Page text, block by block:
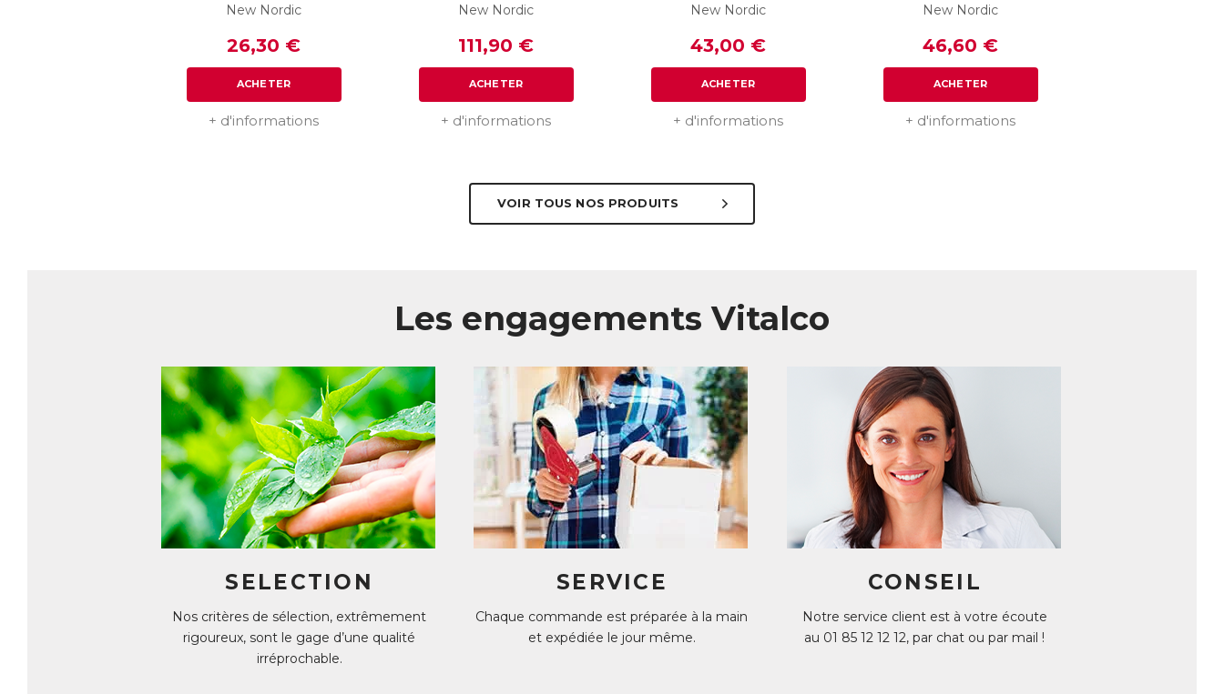
New Nordic
26,30 €
ACHETER
+ d'informations
New Nordic
111,90 €
ACHETER
+ d'informations
New Nordic
43,00 €
ACHETER
+ d'informations
New Nordic
46,60 €
ACHETER
+ d'informations
VOIR TOUS NOS PRODUITS
Les engagements Vitalco
SELECTION
Nos critères de sélection, extrêmement
rigoureux, sont le gage d’une qualité
irréprochable.
SERVICE
Chaque commande est préparée à la main
et expédiée le jour même.
CONSEIL
Notre service client est à votre écoute
au 01 85 12 12 12, par chat ou par mail !